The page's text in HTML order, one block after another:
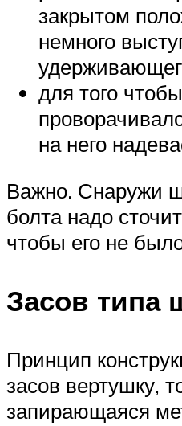
закрытом
немного
для того
на него
Важно. Снаружи
болта надо
чтобы его не
Засов типа
Принцип
засов вертушку,
запирающаяся